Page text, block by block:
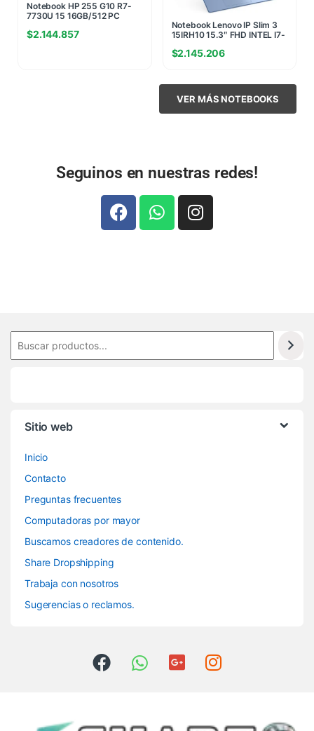
Notebook HP 255 G10 R7-
7730U 15 16GB/512 PC
$2.144.857
Notebook Lenovo IP Slim 3
15IRH10 15.3″ FHD INTEL I7-
4800MHZ 512GB NVME
$2.145.206
VER MÁS NOTEBOOKS
Seguinos en nuestras redes!
Sitio web
Inicio
Contacto
Preguntas frecuentes
Computadoras por mayor
Buscamos creadores de contenido.
Share Dropshipping
Trabaja con nosotros
Sugerencias o reclamos.